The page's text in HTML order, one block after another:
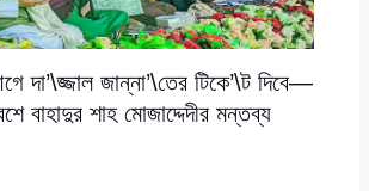
দা’\জ্জাল জান্না’\তের টিকে’\ট দিবে—
বাহাদুর শাহ মোজাদ্দেদীর মন্তব্য